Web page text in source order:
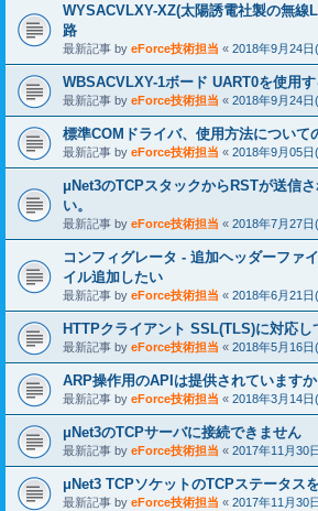
WYSACVLXY-XZ(太陽誘電社製の無線
路
最新記事 by eForce技術担当 « 2018年9月24日
WBSACVLXY-1ボード UART0を使用
最新記事 by eForce技術担当 « 2018年9月24日
標準COMドライバ、使用方法について
最新記事 by eForce技術担当 « 2018年9月05日
μNet3のTCPスタックからRSTが送信
い。
最新記事 by eForce技術担当 « 2018年7月27日
コンフィグレータ - 追加ヘッダーファ
イル追加したい
最新記事 by eForce技術担当 « 2018年6月21日
HTTPクライアント SSL(TLS)に対応し
最新記事 by eForce技術担当 « 2018年5月16日
ARP操作用のAPIは提供されていますか
最新記事 by eForce技術担当 « 2018年3月14日
μNet3のTCPサーバに接続できません
最新記事 by eForce技術担当 « 2017年11月30
μNet3 TCPソケットのTCPステータス
最新記事 by eForce技術担当 « 2017年11月30